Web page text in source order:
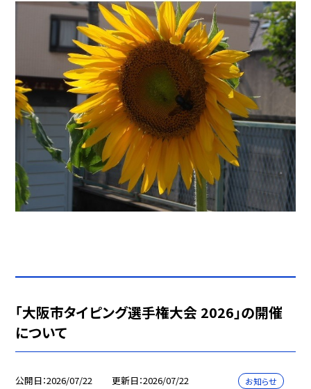
「大阪市タイピング選手権大会 2026」の開催
について
公開日 2026/07/22 更新日 2026/07/22 お知らせ